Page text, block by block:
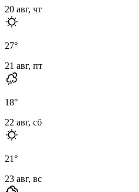
20 авг, чт
27°
21 авг, пт
18°
22 авг, сб
21°
23 авг, вс